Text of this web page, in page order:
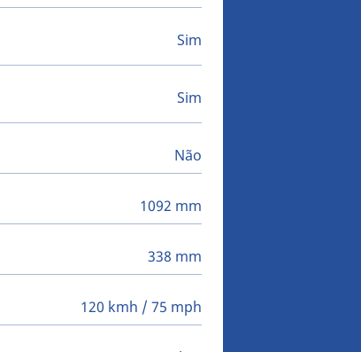
Sim
Sim
Não
1092 mm
338 mm
120 kmh / 75 mph